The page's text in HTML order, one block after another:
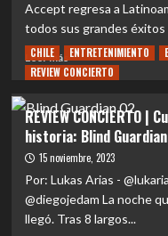
y
espíritu
intacto
desatan
toda
su
majestuosidad
el
single
«Mare
del
Accept regresa a
todos sus grandes éxitos
Leer másLeer
más
EVENTOS
|
Banda
Europea
Amalgama
suma
al
CHILE ENTRETENIMIENTO
REVIEW CONCIERTO
REVIEW CONCIERTO |
historia: Blind
15 noviembre, 2023
Por: Lukas Arias -
@diegojedam La noche
llegó. Tras 8 largos...